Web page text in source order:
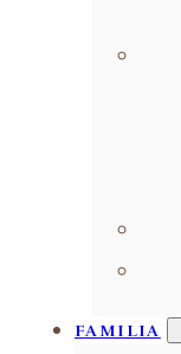
FAMILIA